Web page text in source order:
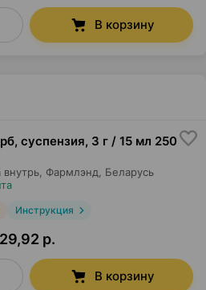
В корзину
суспензия, 3 г / 15 мл 250
Фармлэнд , Беларусь
Инструкция
р.
В корзину